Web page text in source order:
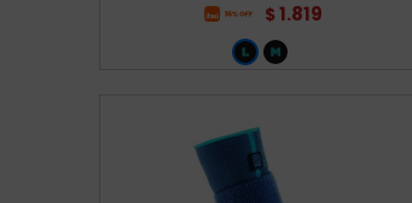
$ 1.819